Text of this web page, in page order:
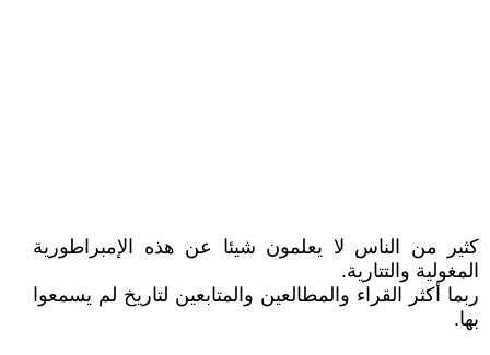
كثير من الناس لا يعلمون شيئا عن هذه الإمبراطورية
المغولية والتتارية.
ربما أكثر القراء والمطالعين والمتابعين لتاريخ لم يسمعوا
بها.